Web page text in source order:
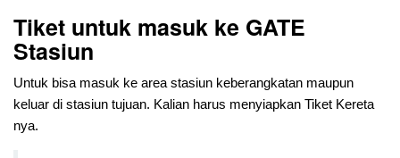
Tiket untuk masuk ke GATE
Stasiun
Untuk bisa masuk ke area stasiun keberangkatan maupun
keluar di stasiun tujuan. Kalian harus menyiapkan Tiket Kereta
nya.